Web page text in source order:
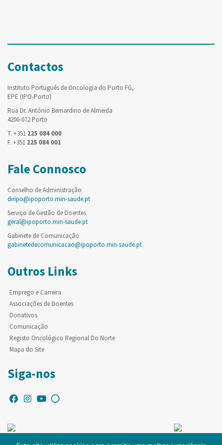
Contactos
Instituto Português de Oncologia do Porto FG,
EPE (IPO-Porto)
Rua Dr. António Bernardino de Almeida
4200-072 Porto
T. +351 225 084 000
F. +351 225 084 001
Fale Connosco
Conselho de Administração
diripo@ipoporto.min-saude.pt
Serviço de Gestão de Doentes
geral@ipoporto.min-saude.pt
Gabinete de Comunicação
gabinetedecomunicacao@ipoporto.min-saude.pt
Outros Links
Emprego e Carreira
Associações de Doentes
Donativos
Comunicação
Registo Oncológico Regional Do Norte
Mapa do Site
Siga-nos